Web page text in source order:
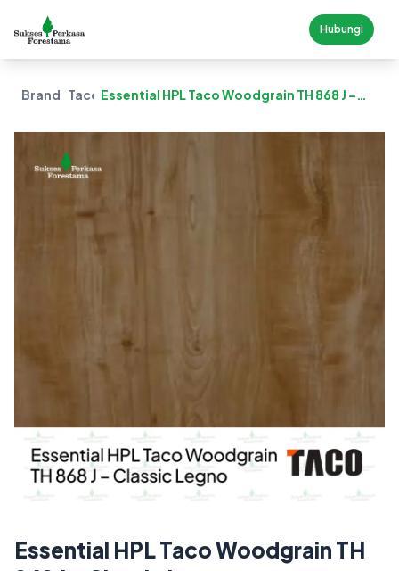
Hubungi
Brand Taco Essential HPL Taco Woodgrain TH 868 J –
Essential HPL Taco Woodgrain TH